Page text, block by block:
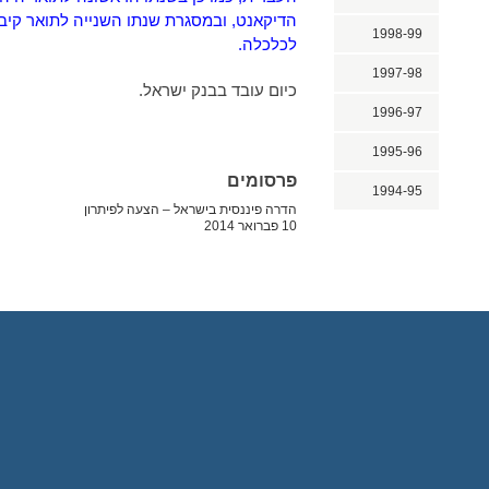
1998-99
1997-98
1996-97
1995-96
1994-95
הדיקאנט, ובמסגרת שנתו השנייה לתואר
לכלכלה.
כיום עובד בבנק ישראל.
פרסומים
הדרה פיננסית בישראל – הצעה לפיתרון
10 פברואר 2014